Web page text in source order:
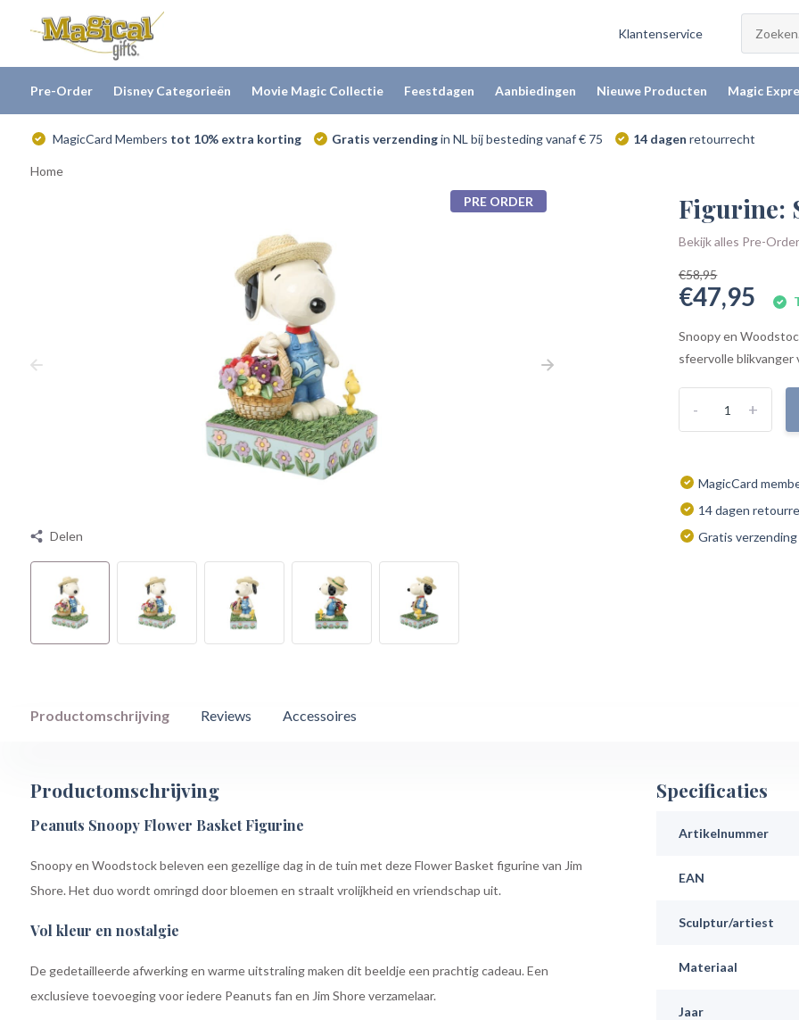
Klantenservice
Pre-Order Disney Categorieën Movie Magic Collectie Feestdagen Aanbiedingen Nieuwe Producten Magic
MagicCard Members tot 10% extra korting Gratis verzendingin NL bij besteding vanaf € 75 14 dagen retourrecht
Home
PRE ORDER
Delen
Figurine:
Bekijk alles Pre-Order
€58,95
€47,95
Snoopy en
sfeervolle blikvanger
+
-
MagicCard
14 dagen
Gratis
Productomschrijving Reviews Accessoires
Productomschrijving
Peanuts Snoopy Flower Basket Figurine
Snoopy en Woodstock beleven een gezellige dag in de tuin met deze Flower Basket figurine van Jim
Shore. Het duo wordt omringd door bloemen en straalt vrolijkheid en vriendschap uit.
Vol kleur en nostalgie
De gedetailleerde afwerking en warme uitstraling maken dit beeldje een prachtig cadeau. Een
exclusieve toevoeging voor iedere Peanuts fan en Jim Shore verzamelaar.
Specificaties
Artikelnummer
EAN
Sculptur/artiest
Materiaal
Jaar